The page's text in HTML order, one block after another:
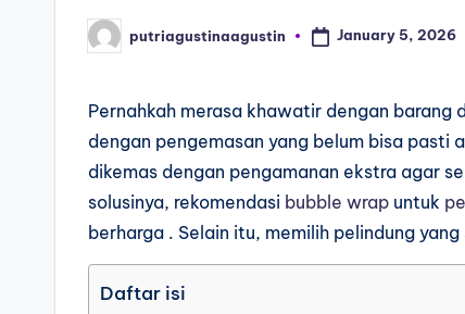
putriagustinaagustin January 5, 2026
Pernahkah merasa khawatir dengan
dengan pengemasan yang belum bisa pasti
dikemas dengan pengamanan ekstra agar
solusinya, rekomendasi bubble wrap untuk
berharga . Selain itu, memilih pelindung
Daftar isi